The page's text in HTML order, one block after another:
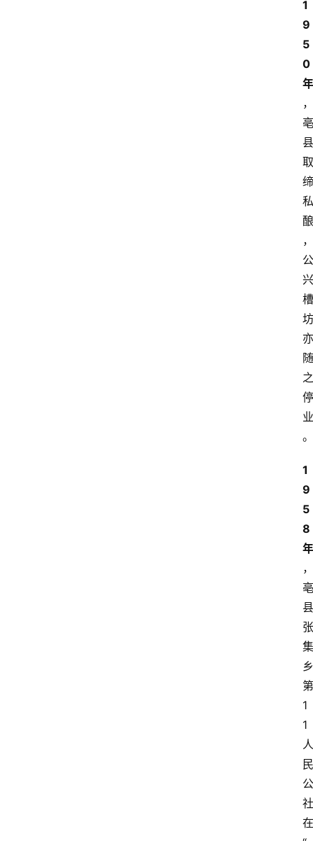
1
9
5
0
年
，
亳
县
取
缔
私
酿
，
公
兴
槽
坊
亦
随
之
停
业
。
1
9
5
8
年
，
亳
县
张
集
乡
第
1
1
人
民
公
社
在
“